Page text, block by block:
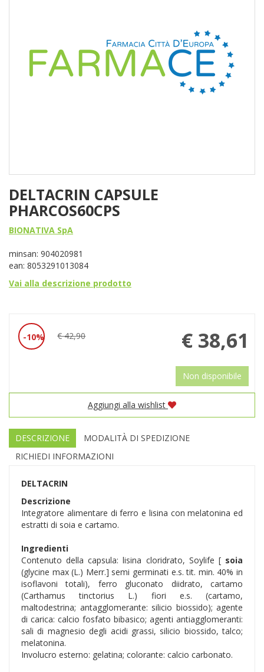
DELTACRIN CAPSULE
PHARCOS60CPS
BIONATIVA SpA
minsan: 904020981
ean: 8053291013084
Vai alla descrizione prodotto
10% € 42,90
Prezzo
scontato
€ 38,61
Non disponibile
Aggiungi alla wishlist
DESCRIZIONE
MODALITÀ DI SPEDIZIONE
RICHIEDI INFORMAZIONI
DELTACRIN
Descrizione
Integratore alimentare di ferro e lisina con melatonina ed
estratti di soia e cartamo.
Ingredienti
Contenuto della capsula: lisina cloridrato, Soylife [ soia
(glycine max (L.) Merr.] semi germinati e.s. tit. min. 40% in
isoflavoni totali), ferro gluconato diidrato, cartamo
(Carthamus tinctorius L.) fiori e.s. (cartamo,
maltodestrina; antagglomerante: silicio biossido); agente
di carica: calcio fosfato bibasico; agenti antiagglomeranti:
sali di magnesio degli acidi grassi, silicio biossido, talco;
melatonina.
Involucro esterno: gelatina; colorante: calcio carbonato.